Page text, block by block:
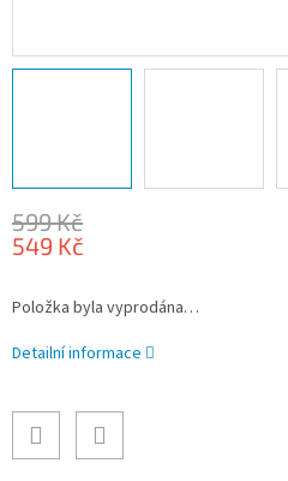
599 Kč
549 Kč
cena:
Položka byla vyprodána…
Detailní informace